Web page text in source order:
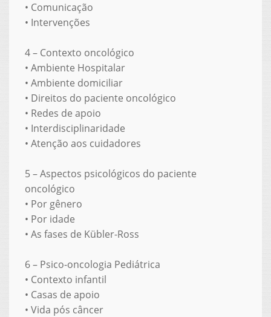
• Comunicação
• Intervenções
4 – Contexto oncológico
• Ambiente Hospitalar
• Ambiente domiciliar
• Direitos do paciente oncológico
• Redes de apoio
• Interdisciplinaridade
• Atenção aos cuidadores
5 – Aspectos psicológicos do paciente
oncológico
• Por gênero
• Por idade
• As fases de Kübler-Ross
6 – Psico-oncologia Pediátrica
• Contexto infantil
• Casas de apoio
• Vida pós câncer